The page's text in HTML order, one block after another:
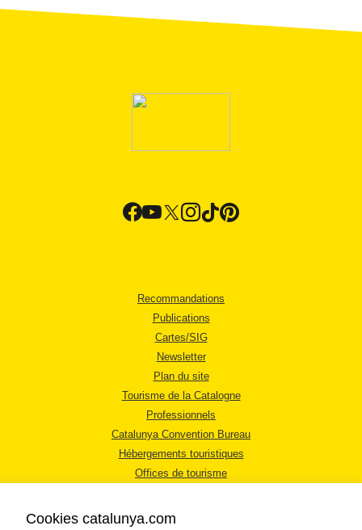
Recommandations
Publications
Cartes/SIG
Newsletter
Plan du site
Tourisme de la Catalogne
Professionnels
Catalunya Convention Bureau
Hébergements touristiques
Offices de tourisme
Cookies catalunya.com